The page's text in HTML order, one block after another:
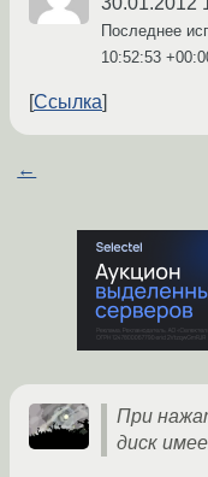
Последнее
10:52:53
Ссылка
←
При
диск